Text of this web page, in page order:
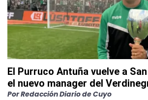
El Purruco Antuña vuelve a
el nuevo manager del
PorRedacción Diario de Cuyo